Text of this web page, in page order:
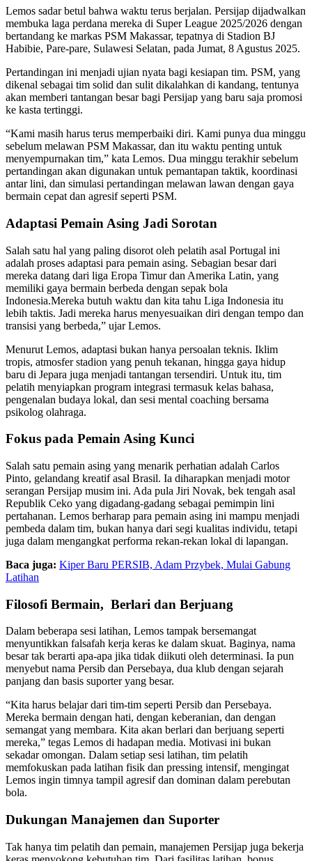
Lemos sadar betul bahwa waktu terus berjalan. Persijap dijadwalkan
membuka laga perdana mereka di Super League 2025/2026 dengan
bertandang ke markas PSM Makassar, tepatnya di Stadion BJ
Habibie, Pare-pare, Sulawesi Selatan, pada Jumat, 8 Agustus 2025.
Pertandingan ini menjadi ujian nyata bagi kesiapan tim. PSM, yang
dikenal sebagai tim solid dan sulit dikalahkan di kandang, tentunya
akan memberi tantangan besar bagi Persijap yang baru saja promosi
ke kasta tertinggi.
“Kami masih harus terus memperbaiki diri. Kami punya dua minggu
sebelum melawan PSM Makassar, dan itu waktu penting untuk
menyempurnakan tim,” kata Lemos. Dua minggu terakhir sebelum
pertandingan akan digunakan untuk pemantapan taktik, koordinasi
antar lini, dan simulasi pertandingan melawan lawan dengan gaya
bermain cepat dan agresif seperti PSM.
Adaptasi Pemain Asing Jadi Sorotan
Salah satu hal yang paling disorot oleh pelatih asal Portugal ini
adalah proses adaptasi para pemain asing. Sebagian besar dari
mereka datang dari liga Eropa Timur dan Amerika Latin, yang
memiliki gaya bermain berbeda dengan sepak bola
Indonesia.Mereka butuh waktu dan kita tahu Liga Indonesia itu
lebih taktis. Jadi mereka harus menyesuaikan diri dengan tempo dan
transisi yang berbeda,” ujar Lemos.
Menurut Lemos, adaptasi bukan hanya persoalan teknis. Iklim
tropis, atmosfer stadion yang penuh tekanan, hingga gaya hidup
baru di Jepara juga menjadi tantangan tersendiri. Untuk itu, tim
pelatih menyiapkan program integrasi termasuk kelas bahasa,
pengenalan budaya lokal, dan sesi mental coaching bersama
psikolog olahraga.
Fokus pada Pemain Asing Kunci
Salah satu pemain asing yang menarik perhatian adalah Carlos
Pinto, gelandang kreatif asal Brasil. Ia diharapkan menjadi motor
serangan Persijap musim ini. Ada pula Jiri Novak, bek tengah asal
Republik Ceko yang digadang-gadang sebagai pemimpin lini
pertahanan. Lemos berharap para pemain asing ini mampu menjadi
pembeda dalam tim, bukan hanya dari segi kualitas individu, tetapi
juga dalam mengangkat performa rekan-rekan lokal di lapangan.
Baca juga: Kiper Baru PERSIB, Adam Przybek, Mulai Gabung
Latihan
Filosofi Bermain, Berlari dan Berjuang
Dalam beberapa sesi latihan, Lemos tampak bersemangat
menyuntikkan falsafah kerja keras ke dalam skuat. Baginya, nama
besar tak berarti apa-apa jika tidak diikuti oleh determinasi. Ia pun
menyebut nama Persib dan Persebaya, dua klub dengan sejarah
panjang dan basis suporter yang besar.
“Kita harus belajar dari tim-tim seperti Persib dan Persebaya.
Mereka bermain dengan hati, dengan keberanian, dan dengan
semangat yang membara. Kita akan berlari dan berjuang seperti
mereka,” tegas Lemos di hadapan media. Motivasi ini bukan
sekadar omongan. Dalam setiap sesi latihan, tim pelatih
memfokuskan pada latihan fisik dan pressing intensif, mengingat
Lemos ingin timnya tampil agresif dan dominan dalam perebutan
bola.
Dukungan Manajemen dan Suporter
Tak hanya tim pelatih dan pemain, manajemen Persijap juga bekerja